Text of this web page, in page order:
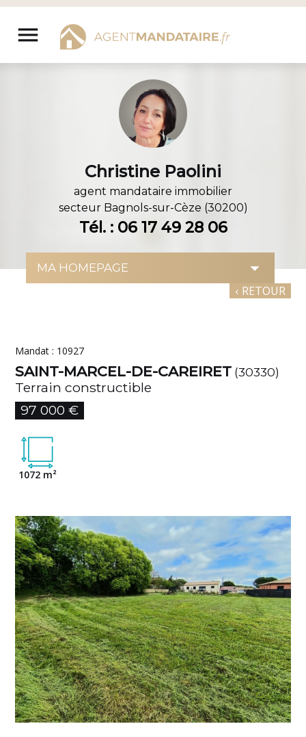
Aller
contenu
menu
Christine Paolini
agent mandataire immobilier
secteur Bagnols-sur-Cèze (30200)
Tél. : 06 17 49 28 06
‹ RETOUR
Mandat : 10927
SAINT-MARCEL-DE-CAREIRET (30330)
Terrain constructible
97 000 €
1072 m²